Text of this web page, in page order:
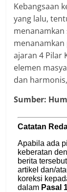
Kebangsaan
yang lalu,
menanamkan
ajaran 4 Pilar
elemen
dan
Sumber: